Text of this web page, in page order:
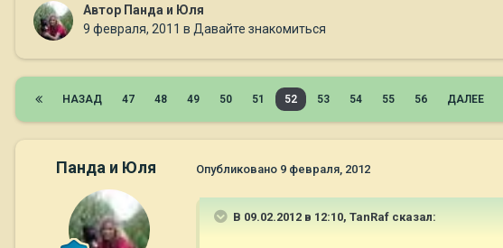
Автор Панда и Юля
9 февраля, 2011 в Давайте знакомиться
НАЗАД 47 48 49 50 51 52 53 54 55 56 ДАЛЕЕ
Панда и Юля Опубликовано 9 февраля, 2012
В 09.02.2012 в 12:10, TanRaf сказал: